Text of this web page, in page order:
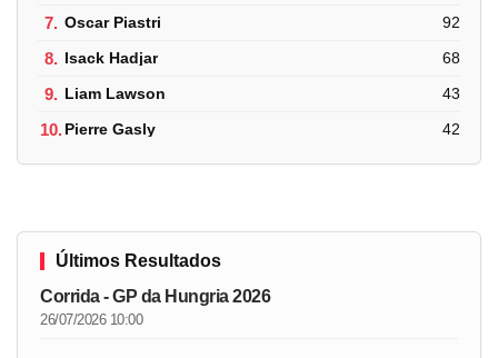
7. Oscar Piastri 92
8. Isack Hadjar 68
9. Liam Lawson 43
10.Pierre Gasly 42
Últimos Resultados
Corrida - GP da Hungria 2026
26/07/2026 10:00